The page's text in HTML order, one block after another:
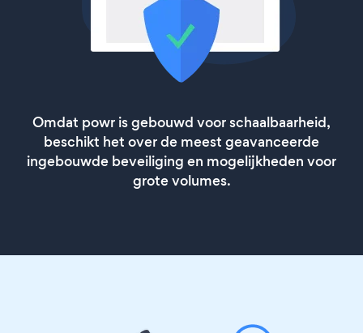
Omdat powr is gebouwd voor schaalbaarheid,
beschikt het over de meest geavanceerde
ingebouwde beveiliging en mogelijkheden voor
grote volumes.